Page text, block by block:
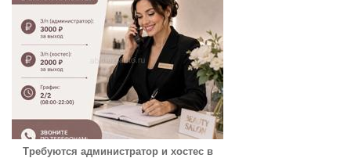
Требуются администратор и хостес в